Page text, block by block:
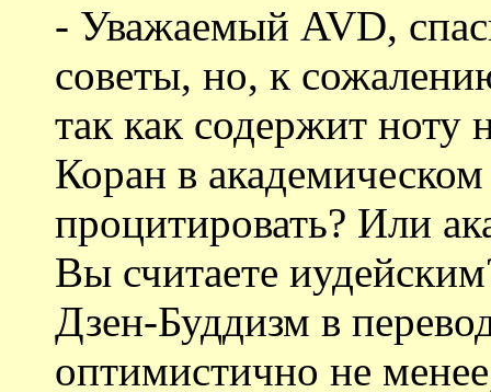
- Уважаемый AVD,
советы, но, к
так как содержит ноту
Коран в
процитировать? Или
Вы считаете
Дзен-Буддизм в
оптимистично не